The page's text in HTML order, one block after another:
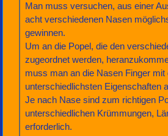
Man muss versuchen, aus einer
acht verschiedenen Nasen
gewinnen.
Um an die Popel, die den
zugeordnet werden,
muss man an die Nasen Finger mit
unterschiedlichsten Eigenschaften
Je nach Nase sind zum richtigen
unterschiedlichen Krümmungen,
erforderlich.